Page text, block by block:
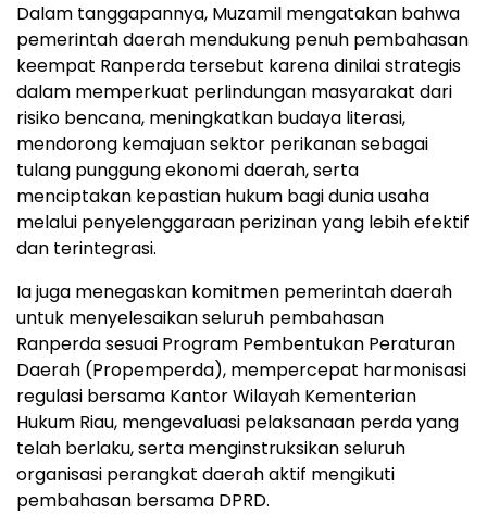
Dalam tanggapannya, Muzamil mengatakan bahwa
pemerintah daerah mendukung penuh pembahasan
keempat Ranperda tersebut karena dinilai strategis
dalam memperkuat perlindungan masyarakat dari
risiko bencana, meningkatkan budaya literasi,
mendorong kemajuan sektor perikanan sebagai
tulang punggung ekonomi daerah, serta
menciptakan kepastian hukum bagi dunia usaha
melalui penyelenggaraan perizinan yang lebih efektif
dan terintegrasi.
Ia juga menegaskan komitmen pemerintah daerah
untuk menyelesaikan seluruh pembahasan
Ranperda sesuai Program Pembentukan Peraturan
Daerah (Propemperda), mempercepat harmonisasi
regulasi bersama Kantor Wilayah Kementerian
Hukum Riau, mengevaluasi pelaksanaan perda yang
telah berlaku, serta menginstruksikan seluruh
organisasi perangkat daerah aktif mengikuti
pembahasan bersama DPRD.